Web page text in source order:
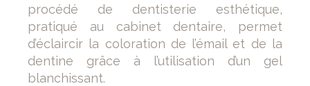
procédé de dentisterie esthétique,
pratiqué au cabinet dentaire, permet
d’éclaircir la coloration de l’émail et de la
dentine grâce à l’utilisation d’un gel
blanchissant.